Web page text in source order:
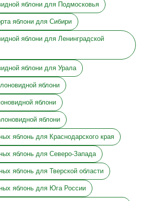
яблони для Подмосковья
яблони для Сибири
яблони для Ленинградской
яблони для Урала
яблони
яблони
яблони
яблонь для Краснодарского края
яблонь для Северо-Запада
яблонь для Тверской области
яблонь для Юга России